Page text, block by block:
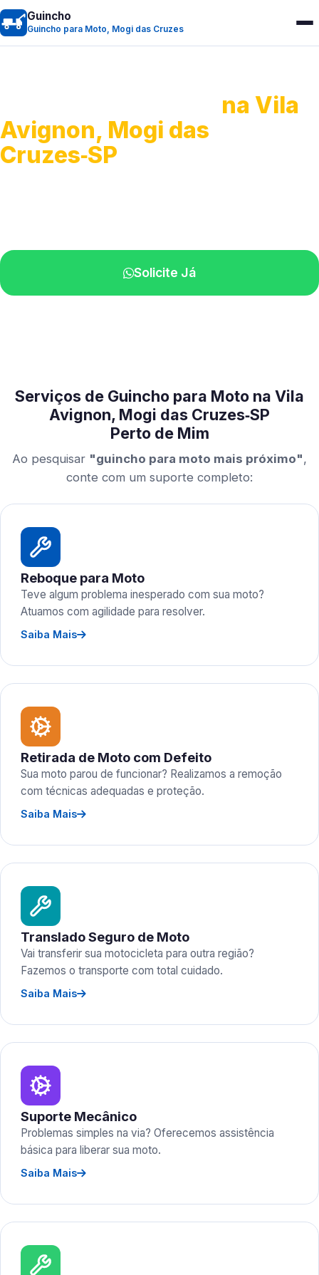
Guincho
Guincho para Moto, Mogi das Cruzes
na Vila
Avignon, Mogi das
Cruzes‑SP
Solicite Já
Serviços de Guincho para Moto na Vila
Avignon, Mogi das Cruzes‑SP
Perto de Mim
Ao pesquisar "guincho para moto mais próximo",
conte com um suporte completo:
Reboque para Moto
Teve algum problema inesperado com sua moto?
Atuamos com agilidade para resolver.
Saiba Mais
Retirada de Moto com Defeito
Sua moto parou de funcionar? Realizamos a remoção
com técnicas adequadas e proteção.
Saiba Mais
Translado Seguro de Moto
Vai transferir sua motocicleta para outra região?
Fazemos o transporte com total cuidado.
Saiba Mais
Suporte Mecânico
Problemas simples na via? Oferecemos assistência
básica para liberar sua moto.
Saiba Mais